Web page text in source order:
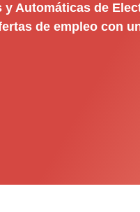
Automáticas de
de empleo con